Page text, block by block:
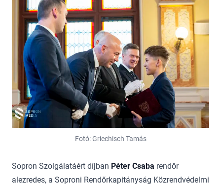
Fotó: Griechisch Tamás
Sopron Szolgálatáért díjban Péter Csaba rendőr
alezredes, a Soproni Rendőrkapitányság Közrendvédelmi